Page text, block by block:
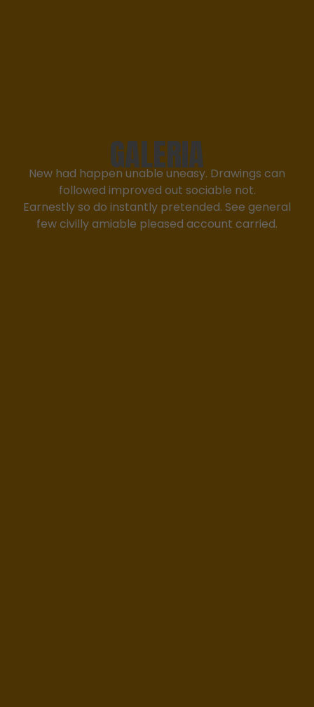
GALERIA
New had happen unable uneasy. Drawings can
followed improved out sociable not.
Earnestly so do instantly pretended. See general
few civilly amiable pleased account carried.